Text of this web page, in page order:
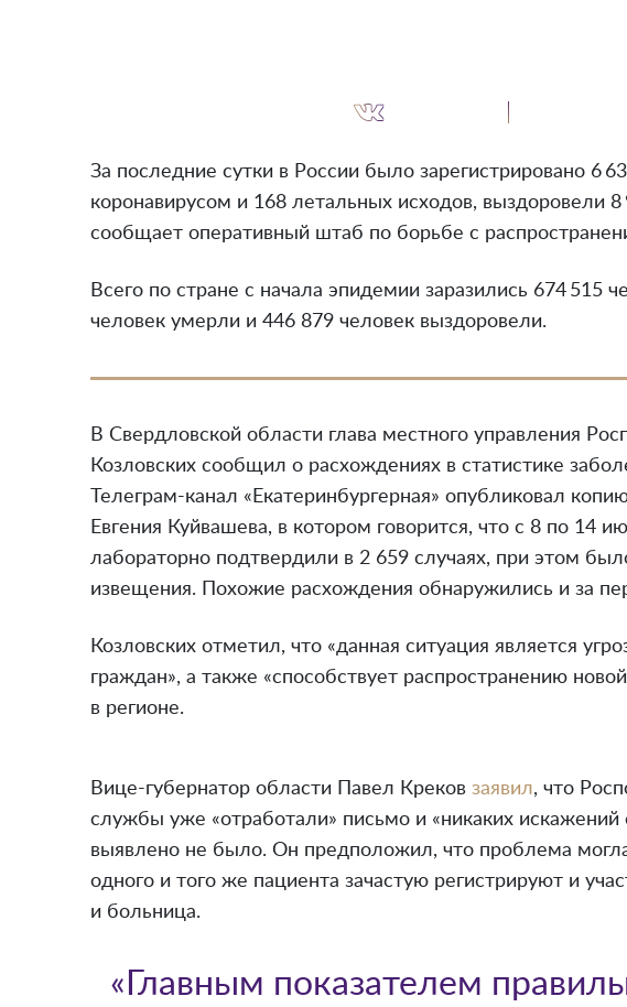
За последние сутки в России было зарегистрировано 6
коронавирусом и 168 летальных исходов, выздоровели
сообщает оперативный штаб по борьбе с
Всего по стране с начала эпидемии заразились 674 515
человек умерли и 446 879 человек выздоровели.
В Свердловской области глава местного управления
Козловских сообщил о расхождениях в статистике
Телеграм-канал «Екатеринбургерная» опубликовал
Евгения Куйвашева, в котором говорится, что с 8 по 14
лабораторно подтвердили в 2 659 случаях, при этом
извещения. Похожие расхождения обнаружились и за
Козловских отметил, что «данная ситуация является
граждан», а также «способствует распространению
в регионе.
Вице-губернатор области Павел Креков заявил, что
службы уже «отработали» письмо и «никаких искажений
выявлено не было. Он предположил, что проблема могла
одного и того же пациента зачастую регистрируют и
и больница.
«Главным показателем